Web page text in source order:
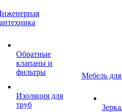
Обратные
клапаны и
фильтры
Изоляция для
труб
Мебель